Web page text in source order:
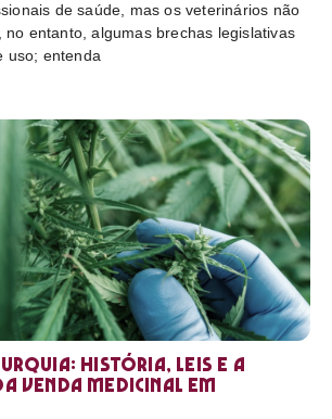
de saúde, mas os veterinários não
no entanto, algumas brechas legislativas
uso; entenda
história, leis e a
venda medicinal em